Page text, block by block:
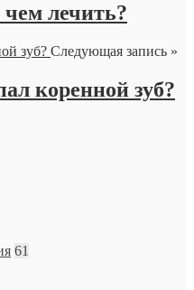
лечить?
Следующая запись »
коренной зуб?
61